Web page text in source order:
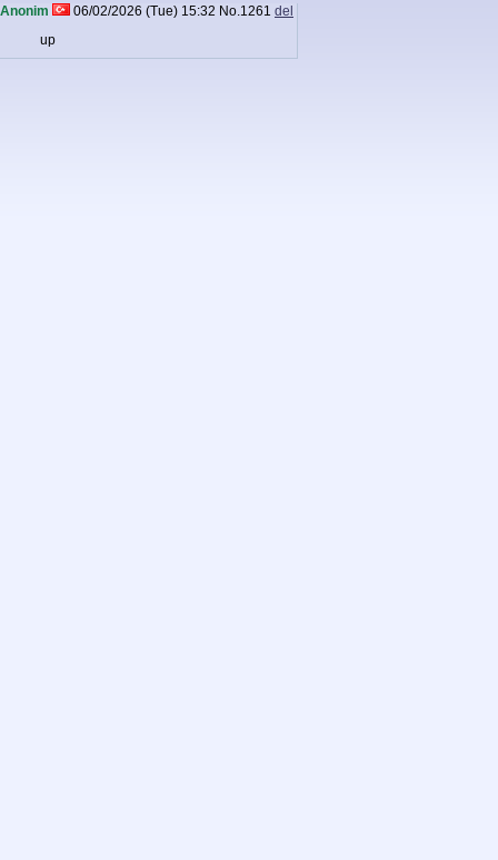
Anonim 06/02/2026 (Tue) 15:32 No.1261 del
up